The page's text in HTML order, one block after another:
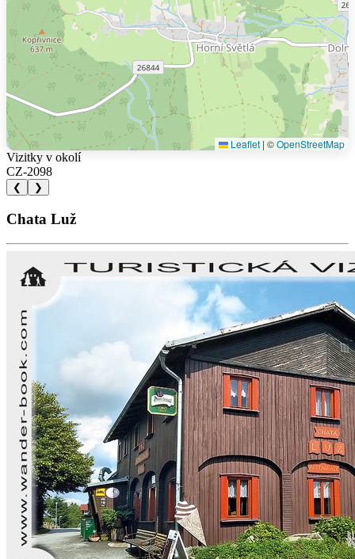
Leaflet | ©OpenStreetMap
Vizitky v okolí
CZ-2098
❮ ❯
Chata Luž